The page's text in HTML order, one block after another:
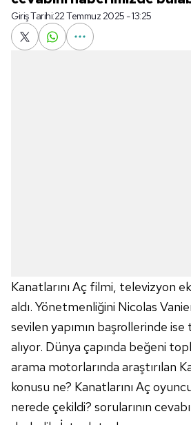
Giriş Tarihi:22 Temmuz 2025 - 13:25
Kanatlarını Aç filmi, televizyon
aldı. Yönetmenliğini Nicolas
sevilen yapımın başrollerinde ise
alıyor. Dünya çapında beğeni
arama motorlarında araştırılan
konusu ne? Kanatlarını Aç
nerede çekildi? sorularının